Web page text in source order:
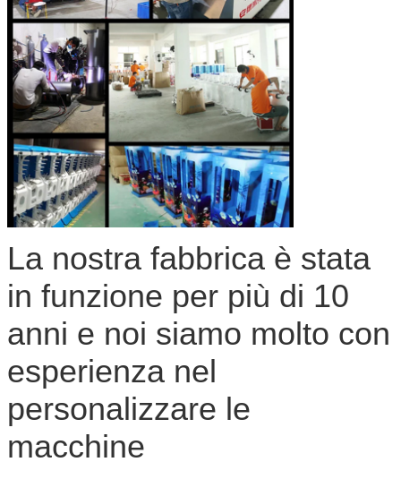
La nostra fabbrica è stata
in funzione per più di 10
anni e noi siamo molto con
esperienza nel
personalizzare le
macchine